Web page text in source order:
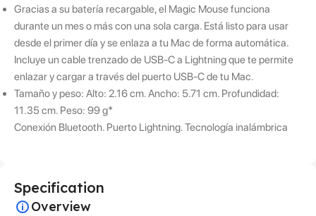
Gracias a su batería recargable, el Magic Mouse funciona
durante un mes o más con una sola carga. Está listo para usar
desde el primer día y se enlaza a tu Mac de forma automática.
Incluye un cable trenzado de USB-C a Lightning que te permite
enlazar y cargar a través del puerto USB-C de tu Mac.
Tamaño y peso: Alto: 2.16 cm. Ancho: 5.71 cm. Profundidad:
11.35 cm. Peso: 99 g*
Conexión Bluetooth. Puerto Lightning. Tecnología inalámbrica
Specification
Overview